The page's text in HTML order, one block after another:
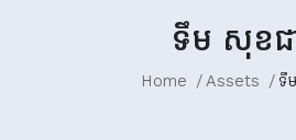
ទឹម សុខជ
Home Assets ទឹ